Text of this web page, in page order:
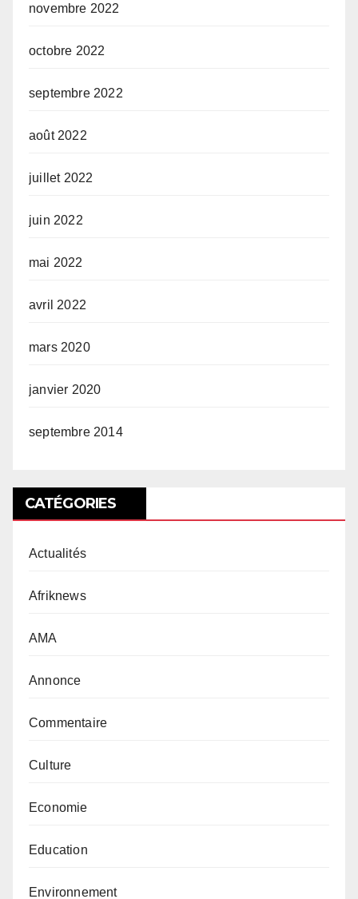
novembre 2022
octobre 2022
septembre 2022
août 2022
juillet 2022
juin 2022
mai 2022
avril 2022
mars 2020
janvier 2020
septembre 2014
CATÉGORIES
Actualités
Afriknews
AMA
Annonce
Commentaire
Culture
Economie
Education
Environnement